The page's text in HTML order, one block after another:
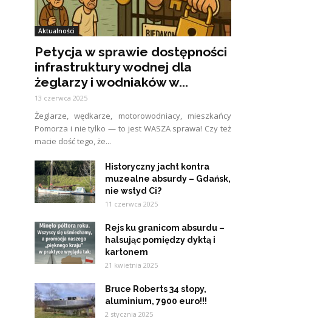
Aktualności
Petycja w sprawie dostępności
infrastruktury wodnej dla
żeglarzy i wodniaków w...
13 czerwca 2025
Żeglarze, wędkarze, motorowodniacy, mieszkańcy
Pomorza i nie tylko — to jest WASZA sprawa! Czy też
macie dość tego, że...
Historyczny jacht kontra
muzealne absurdy – Gdańsk,
nie wstyd Ci?
11 czerwca 2025
Rejs ku granicom absurdu –
halsując pomiędzy dyktą i
kartonem
21 kwietnia 2025
Bruce Roberts 34 stopy,
aluminium, 7900 euro!!!
2 stycznia 2025